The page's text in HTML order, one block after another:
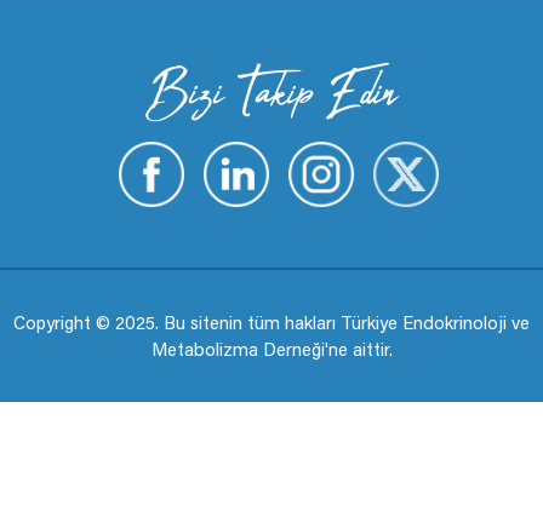
Bizi Takip Edin
Copyright © 2025. Bu sitenin tüm hakları Türkiye Endokrinoloji ve
Metabolizma Derneği'ne aittir.